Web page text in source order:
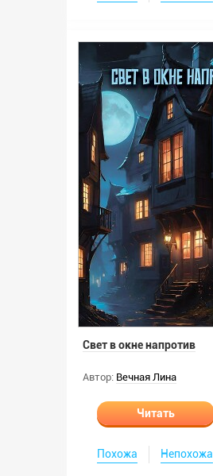
Свет в окне напротив
Автор: Вечная Лина
Читать
Похожа Непохожа